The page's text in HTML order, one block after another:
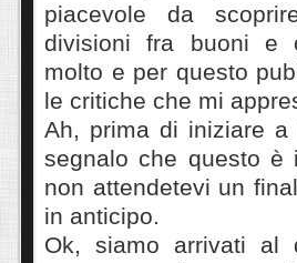
piacevole da
divisioni fra buoni e
molto e per questo
le critiche che mi
Ah, prima di iniziare
segnalo che questo è
non attendetevi un
in anticipo.
Ok, siamo arrivati al